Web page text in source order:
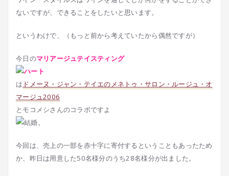
ないですが、できることをしたいと思います。
というわけで、（もっと前から考えていたから偶然ですが）
今日のマリアージュテイスティング
は ドメーヌ・ジャン・テイエのメネトゥ・サロン・ルージュ・オ
マージュ2006
とモコメシさんのコラボですよ
今回は、売上の一部を赤十字に寄付するということもあったため
か、昨日は用意した50名様分のうち28名様分が出ました。